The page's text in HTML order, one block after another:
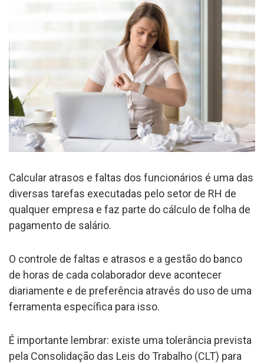
Calcular atrasos e faltas dos funcionários é uma das
diversas tarefas executadas pelo setor de RH de
qualquer empresa e faz parte do cálculo de folha de
pagamento de salário.
O controle de faltas e atrasos e a gestão do banco
de horas de cada colaborador deve acontecer
diariamente e de preferência através do uso de uma
ferramenta específica para isso.
É importante lembrar: existe uma tolerância prevista
pela Consolidação das Leis do Trabalho (CLT) para